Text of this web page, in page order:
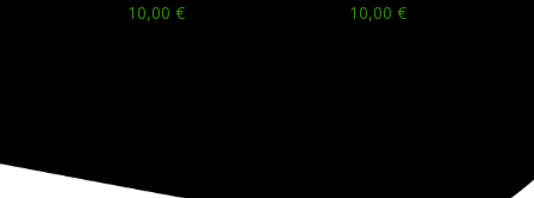
10,00 €
10,00€